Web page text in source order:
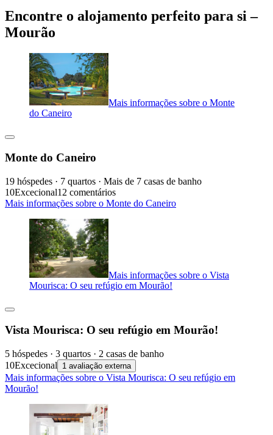
Encontre o alojamento perfeito para si –
Mourão
Mais informações sobre o Monte
do Caneiro
Monte do Caneiro
19 hóspedes · 7 quartos · Mais de 7 casas de banho
10Excecional12 comentários
Mais informações sobre o Monte do Caneiro
Mais informações sobre o Vista
Mourisca: O seu refúgio em Mourão!
Vista Mourisca: O seu refúgio em Mourão!
5 hóspedes · 3 quartos · 2 casas de banho
10Excecional 1 avaliação externa
Mais informações sobre o Vista Mourisca: O seu refúgio em
Mourão!